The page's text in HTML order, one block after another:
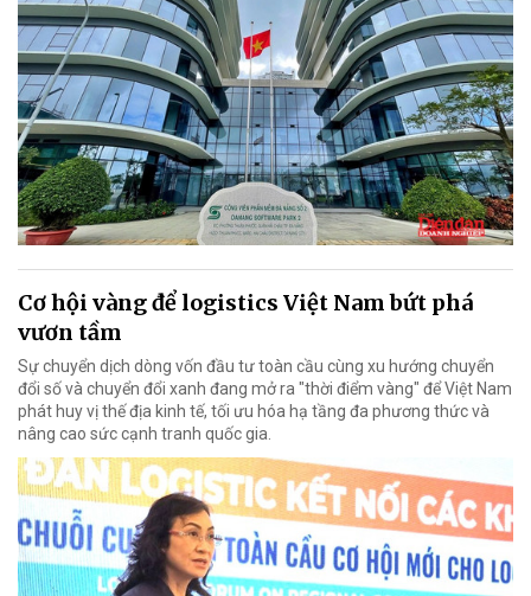
Cơ hội vàng để logistics Việt Nam bứt phá
vươn tầm
Sự chuyển dịch dòng vốn đầu tư toàn cầu cùng xu hướng chuyển
đổi số và chuyển đổi xanh đang mở ra "thời điểm vàng" để Việt Nam
phát huy vị thế địa kinh tế, tối ưu hóa hạ tầng đa phương thức và
nâng cao sức cạnh tranh quốc gia.